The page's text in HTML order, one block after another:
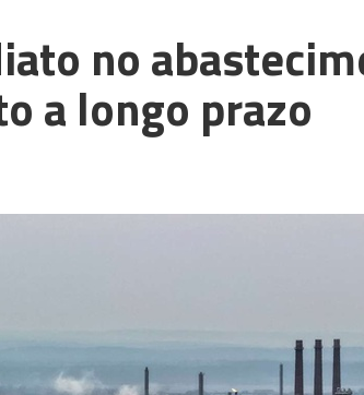
no
a longo prazo